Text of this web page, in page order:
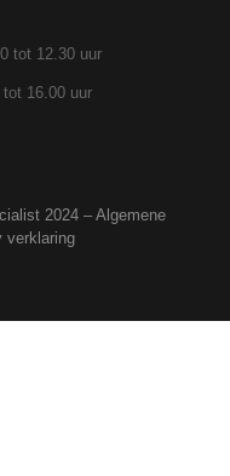
tot 12.30 uur
16.00 uur
2024 – Algemene
verklaring